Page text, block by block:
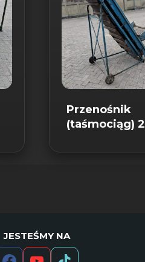
Przenośnik
(taśmociąg)
JESTEŚMY NA